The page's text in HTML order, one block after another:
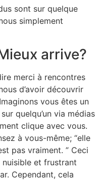
sont sur quelque
simplement
arrive?
merci à rencontres
d’avoir découvrir
vous êtes un
quelqu’un via médias
clique avec vous.
à vous-même; “elle
pas vraiment. ” Ceci
et frustrant
Cependant, cela